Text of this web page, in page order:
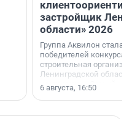
застройщик
области» 2026
Группа Аквилон стала
победителей конкурса
строительная
Ленинградской области
номинации «Самый
застройщик
области».
6 августа, 16:50